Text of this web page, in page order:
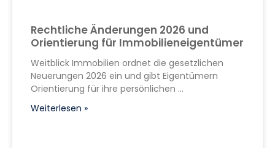
Rechtliche Änderungen 2026 und
Orientierung für Immobilieneigentümer
Weitblick Immobilien ordnet die gesetzlichen
Neuerungen 2026 ein und gibt Eigentümern
Orientierung für ihre persönlichen
Weiterlesen »